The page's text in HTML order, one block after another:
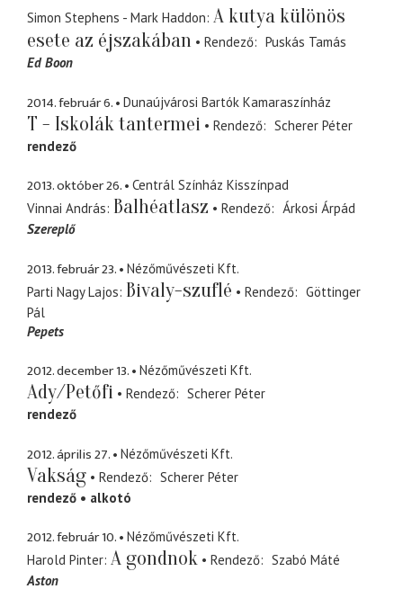
Simon Stephens - Mark Haddon A kutya különös
esete az éjszakában
Rendező
Puskás Tamás
Ed Boon
2014. február 6. Dunaújvárosi Bartók Kamaraszínház
T - Iskolák tantermei Rendező
Scherer Péter
rendező
2013. október 26.
Centrál Színház Kisszínpad
Vinnai András Balhéatlasz Rendező
Árkosi Árpád
Szereplő
2013. február 23.
Nézőművészeti Kft.
Parti Nagy Lajos Bivaly-szuflé Rendező
Göttinger
Pál
Pepets
2012. december 13. Nézőművészeti Kft.
Ady/Petőfi Rendező
Scherer Péter
rendező
2012. április 27. Nézőművészeti Kft.
Vakság Rendező
Scherer Péter
rendező
alkotó
2012. február 10.
Nézőművészeti Kft.
Harold Pinter A gondnok Rendező
Szabó Máté
Aston